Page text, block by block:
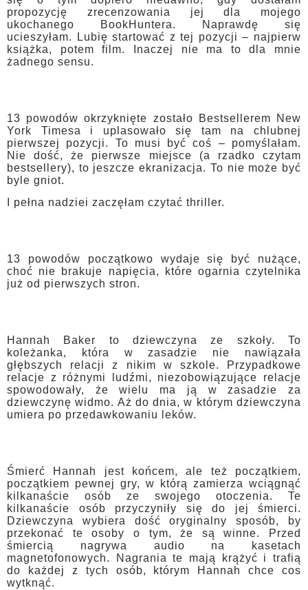
propozycję zrecenzowania jej dla mojego
ukochanego BookHuntera. Naprawdę się
ucieszyłam. Lubię startować z tej pozycji – najpierw
książka, potem film. Inaczej nie ma to dla mnie
żadnego sensu.
13 powodów okrzyknięte zostało Bestsellerem New
York Timesa i uplasowało się tam na chlubnej
pierwszej pozycji. To musi być coś – pomyślałam.
Nie dość, że pierwsze miejsce (a rzadko czytam
bestsellery), to jeszcze ekranizacja. To nie może być
byle gniot.
I pełna nadziei zaczęłam czytać thriller.
13 powodów początkowo wydaje się być nużące,
choć nie brakuje napięcia, które ogarnia czytelnika
już od pierwszych stron.
Hannah Baker to dziewczyna ze szkoły. To
koleżanka, która w zasadzie nie nawiązała
głębszych relacji z nikim w szkole. Przypadkowe
relacje z różnymi ludźmi, niezobowiązujące relacje
spowodowały, że wielu ma ją w zasadzie za
dziewczynę widmo. Aż do dnia, w którym dziewczyna
umiera po przedawkowaniu leków.
Śmierć Hannah jest końcem, ale też początkiem,
początkiem pewnej gry, w którą zamierza wciągnąć
kilkanaście osób ze swojego otoczenia. Te
kilkanaście osób przyczyniły się do jej śmierci.
Dziewczyna wybiera dość oryginalny sposób, by
przekonać te osoby o tym, że są winne. Przed
śmiercią nagrywa audio na kasetach
magnetofonowych. Nagrania te mają krążyć i trafią
do każdej z tych osób, którym Hannah chce cos
wytknąć.